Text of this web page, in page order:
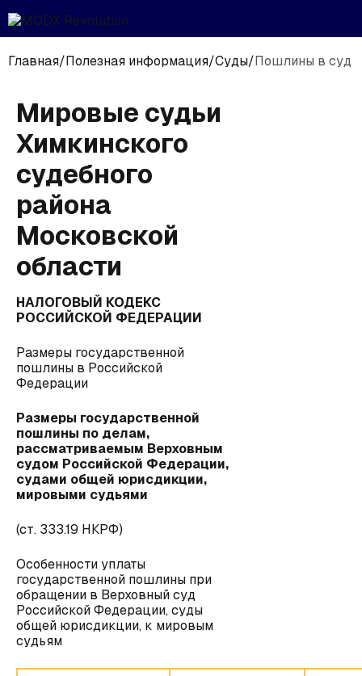
Главная/Полезная информация/Суды/Пошлины в суд
Мировые судьи
Химкинского
судебного
района
Московской
области
НАЛОГОВЫЙ КОДЕКС
РОССИЙСКОЙ ФЕДЕРАЦИИ
Размеры государственной
пошлины в Российской
Федерации
Размеры государственной
пошлины по делам,
рассматриваемым Верховным
судом Российской Федерации,
судами общей юрисдикции,
мировыми судьями
(ст. 333.19 НКРФ)
Особенности уплаты
государственной пошлины при
обращении в Верховный суд
Российской Федерации, суды
общей юрисдикции, к мировым
судьям